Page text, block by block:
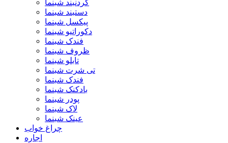
گردنبند شبنما
دستبند شبنما
پیکسل شبنما
دکوراتیو شبنما
فندک شبنما
ظروف شبنما
تابلو شبنما
تی شرت شبنما
فندک شبنما
بادکنک شبنما
پودر شبنما
لاک شبنما
عینک شبنما
چراغ خواب
اجاره